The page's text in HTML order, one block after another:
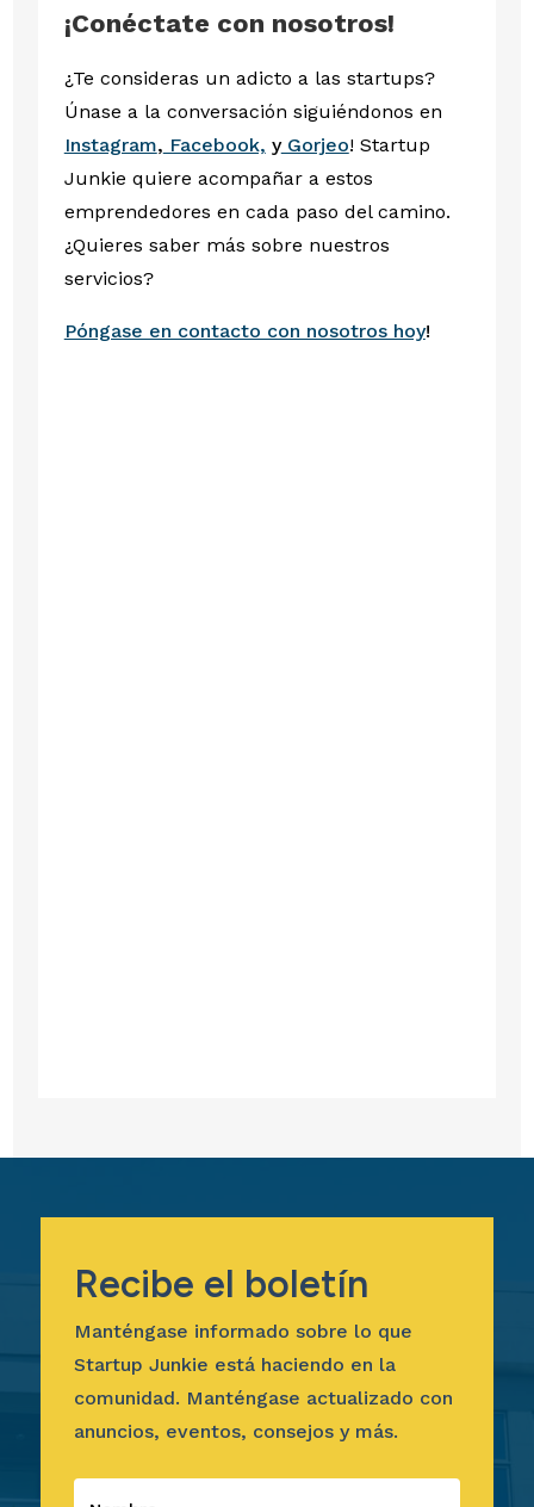
¡Conéctate con nosotros!
¿Te consideras un adicto a las startups?
Únase a la conversación siguiéndonos en
Instagram, Facebook, yGorjeo! Startup
Junkie quiere acompañar a estos
emprendedores en cada paso del camino.
¿Quieres saber más sobre nuestros
servicios?
Póngase en contacto con nosotros hoy!
Recibe el boletín
Manténgase informado sobre lo que
Startup Junkie está haciendo en la
comunidad. Manténgase actualizado con
anuncios, eventos, consejos y más.